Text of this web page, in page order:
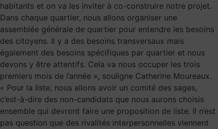
habitants et on va les inviter à co-construire notre projet.
Dans chaque quartier, nous allons organiser une
assemblée générale de quartier pour entendre les besoins
des citoyens. Il y a des besoins transversaux mais
également des besoins spécifiques par quartier et nous
devons y être attentifs. Cela va nous occuper les trois
premiers mois de l’année », souligne Catherine Moureaux.
« Pour la liste, nous allons avoir un comité des sages,
c’est-à-dire des non-candidats que nous aurons choisis
ensemble qui devront faire une proposition de liste. Il n’est
pas question que des rivalités interpersonnelles viennent